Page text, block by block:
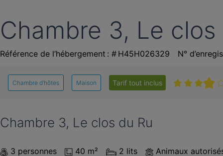
Chambre 3, Le clos
Référence de l’hébergement : # H45H026329 N°
Chambre d’hôtes Maison Tarif tout inclus
Chambre 3, Le clos du Ru
3 personnes 40 m² 2 lits Animaux